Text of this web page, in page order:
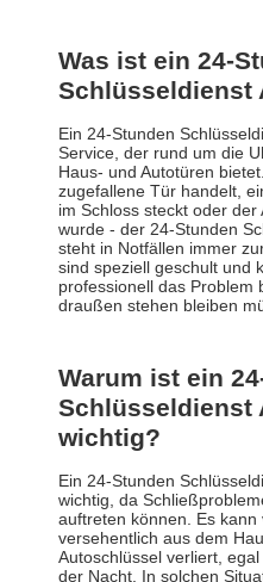
Was ist ein 24-
Schlüsseldienst
Ein 24-Stunden
Service, der rund um die
Haus- und Autotüren
zugefallene Tür handelt,
im Schloss steckt oder
wurde - der 24-Stunden
steht in Notfällen immer
sind speziell geschult und
professionell das Problem
draußen stehen bleiben
Warum ist ein
Schlüsseldienst
wichtig?
Ein 24-Stunden
wichtig, da
auftreten können. Es
versehentlich aus dem
Autoschlüssel verliert,
der Nacht. In solchen